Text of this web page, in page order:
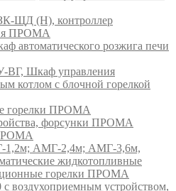
ЩД (Н), контроллер
ПРОМА
автоматического розжига печи
Шкаф управления
котлом с блочной горелкой
горелки ПРОМА
форсунки ПРОМА
1,2м; АМГ-2,4м; АМГ-3,6м,
жидкотопливные
горелки ПРОМА
с воздухоприемным устройством,